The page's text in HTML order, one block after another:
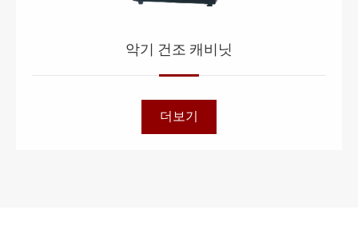
악기 건조 캐비닛
더보기